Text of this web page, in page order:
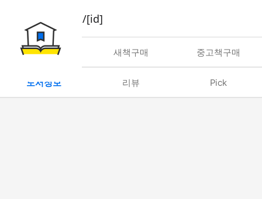
book/rent/[id]
대여 새책구매 중고책구매
도서정보 리뷰 Pick